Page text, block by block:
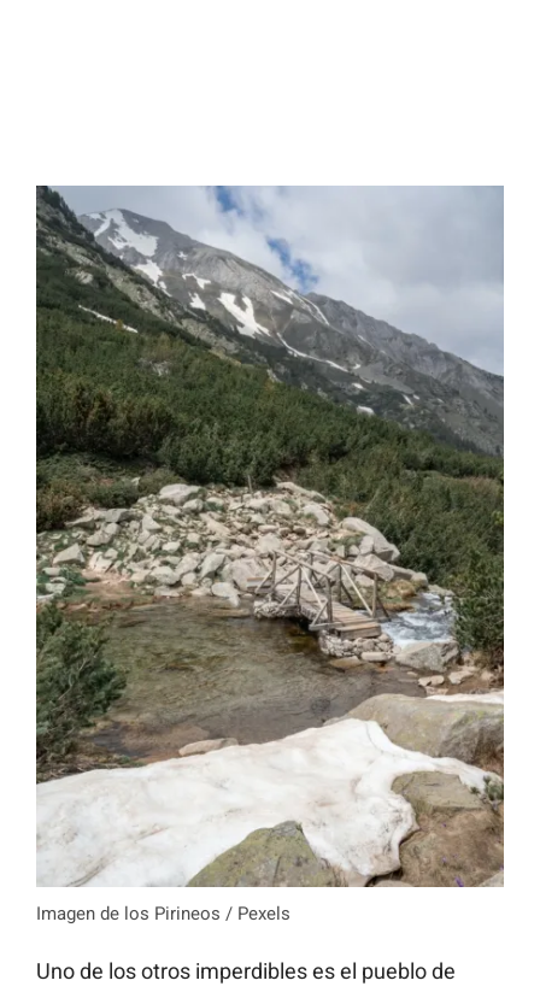
Imagen de los Pirineos / Pexels
Uno de los otros imperdibles es el pueblo de